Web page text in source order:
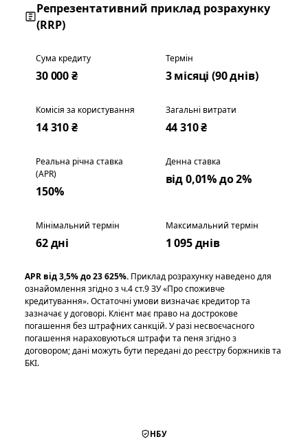
Репрезентативний приклад розрахунку
(RRP)
Сума кредиту
30 000 ₴
Термін
3 місяці (90 днів)
Комісія за користування
14 310 ₴
Загальні витрати
44 310 ₴
Реальна річна ставка
(APR)
150%
Денна ставка
від 0,01% до 2%
Мінімальний термін
62 дні
Максимальний термін
1 095 днів
APR від 3,5% до 23 625%. Приклад розрахунку наведено для
ознайомлення згідно з ч.4 ст.9 ЗУ «Про споживче
кредитування». Остаточні умови визначає кредитор та
зазначає у договорі. Клієнт має право на дострокове
погашення без штрафних санкцій. У разі несвоєчасного
погашення нараховуються штрафи та пеня згідно з
договором; дані можуть бути передані до реєстру боржників та
БКІ.
НБУ